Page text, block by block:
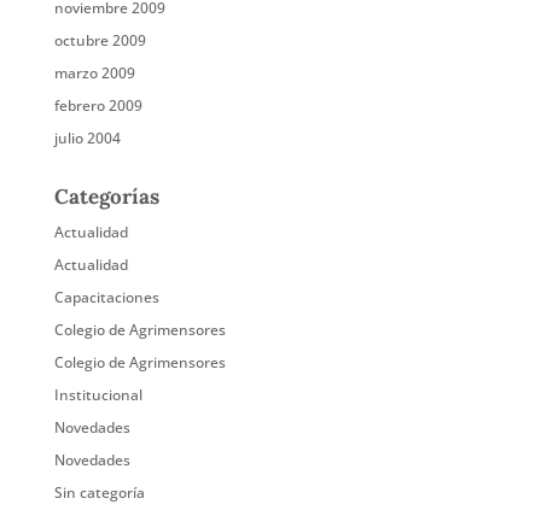
noviembre 2009
octubre 2009
marzo 2009
febrero 2009
julio 2004
Categorías
Actualidad
Actualidad
Capacitaciones
Colegio de Agrimensores
Colegio de Agrimensores
Institucional
Novedades
Novedades
Sin categoría